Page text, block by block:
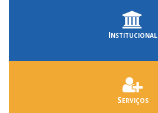
Institucional
Serviços